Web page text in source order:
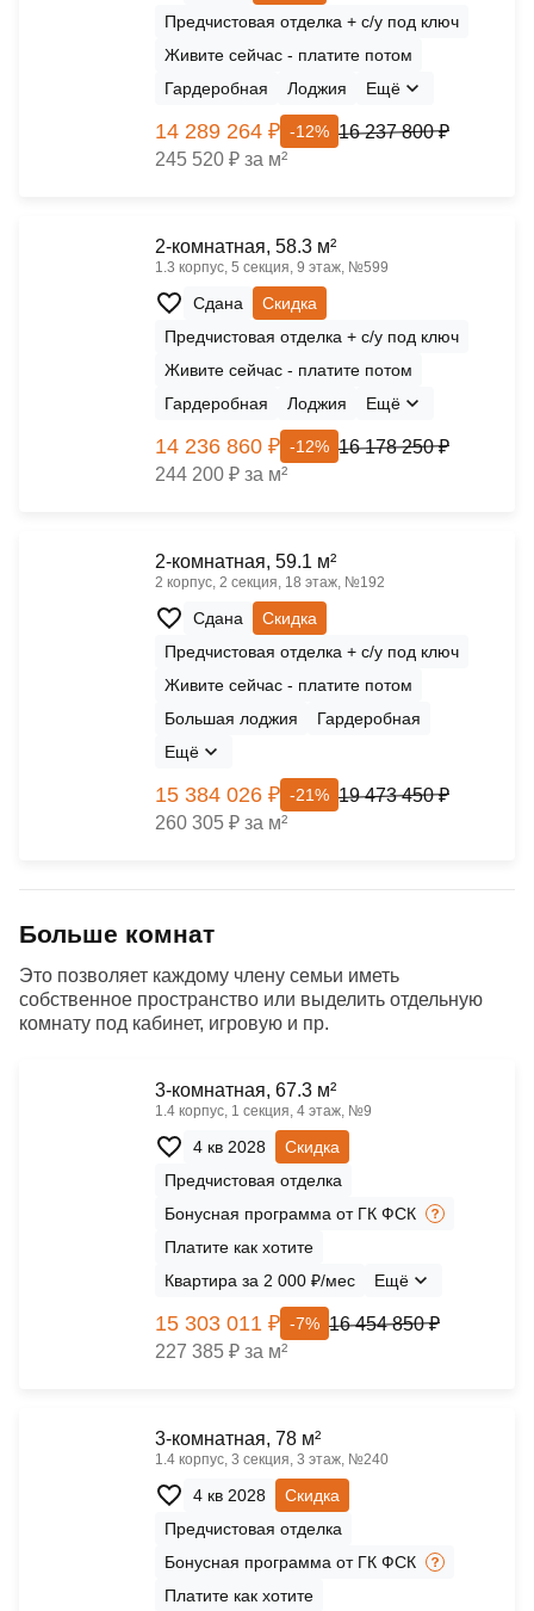
Предчистовая отделка + с/у под ключ
Живите сейчас - платите потом
Гардеробная
Лоджия Ещё
14 289 264 ₽ -12% 16 237 800 ₽
245 520 ₽ за м²
2-комнатная, 58.3 м²
1.3 корпус, 5 секция, 9 этаж, №599
Сдана
Скидка
Предчистовая отделка + с/у под ключ
Живите сейчас - платите потом
Гардеробная
Лоджия Ещё
14 236 860 ₽ -12% 16 178 250 ₽
244 200 ₽ за м²
2-комнатная, 59.1 м²
2 корпус, 2 секция, 18 этаж, №192
Сдана
Скидка
Предчистовая отделка + с/у под ключ
Живите сейчас - платите потом
Большая лоджия
Гардеробная
Ещё
15 384 026 ₽ -21% 19 473 450 ₽
260 305 ₽ за м²
Больше комнат
Это позволяет каждому члену семьи иметь
собственное пространство или выделить отдельную
комнату под кабинет, игровую и пр.
3-комнатная, 67.3 м²
1.4 корпус, 1 секция, 4 этаж, №9
4 кв 2028
Скидка
Предчистовая отделка
Бонусная программа от ГК ФСК
Платите как хотите
Квартира за 2 000 ₽/мес
Ещё
15 303 011 ₽ -7% 16 454 850 ₽
227 385 ₽ за м²
3-комнатная, 78 м²
1.4 корпус, 3 секция, 3 этаж, №240
4 кв 2028
Скидка
Предчистовая отделка
Бонусная программа от ГК ФСК
Платите как хотите